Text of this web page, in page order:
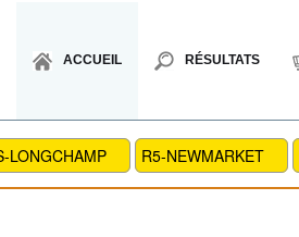
ACCUEIL RÉSULTATS
LONGCHAMP R5-NEWMARKET